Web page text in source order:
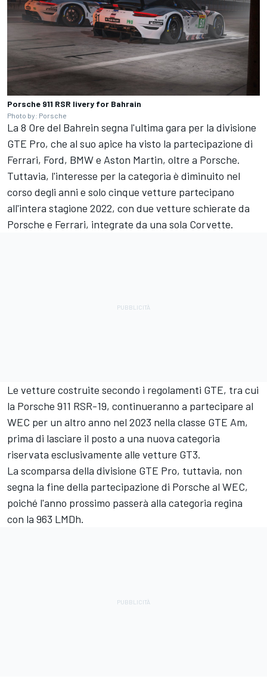
Porsche 911 RSR livery for Bahrain
Photo by: Porsche
La 8 Ore del Bahrein segna l'ultima gara per la divisione
GTE Pro, che al suo apice ha visto la partecipazione di
Ferrari, Ford, BMW e Aston Martin, oltre a Porsche.
Tuttavia, l'interesse per la categoria è diminuito nel
corso degli anni e solo cinque vetture partecipano
all'intera stagione 2022, con due vetture schierate da
Porsche e Ferrari, integrate da una sola Corvette.
Le vetture costruite secondo i regolamenti GTE, tra cui
la Porsche 911 RSR-19, continueranno a partecipare al
WEC per un altro anno nel 2023 nella classe GTE Am,
prima di lasciare il posto a una nuova categoria
riservata esclusivamente alle vetture GT3.
La scomparsa della divisione GTE Pro, tuttavia, non
segna la fine della partecipazione di Porsche al WEC,
poiché l'anno prossimo passerà alla categoria regina
con la 963 LMDh.